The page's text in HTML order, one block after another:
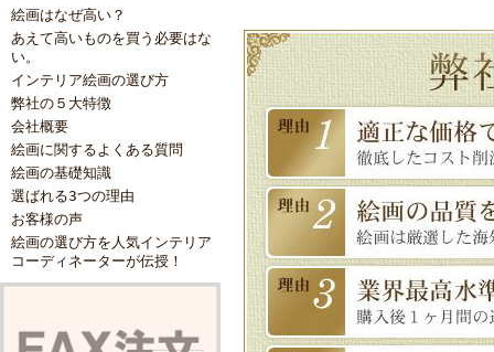
絵画はなぜ高い？
あえて高いものを買う必要はな
い。
インテリア絵画の選び方
弊社の５大特徴
会社概要
絵画に関するよくある質問
絵画の基礎知識
選ばれる3つの理由
お客様の声
絵画の選び方を人気インテリア
コーディネーターが伝授！